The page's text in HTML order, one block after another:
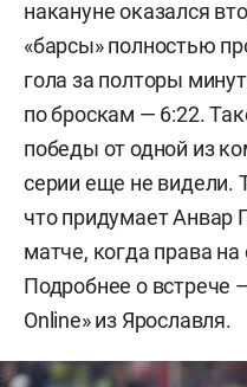
накануне оказался
«барсы» полностью
гола за полторы
по броскам — 6:22.
победы от одной из
серии еще не видели.
что придумает Анвар
матче, когда права
Подробнее о встрече
Online» из Ярославля.